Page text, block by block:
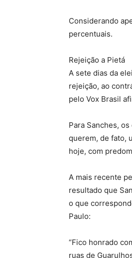
Considerando
percentuais.
Rejeição a Pietá
A sete dias da
rejeição, ao
pelo Vox Brasil
Para Sanches,
querem, de fato,
hoje, com
A mais recente
resultado que
o que
Paulo:
“Fico honrado
ruas de